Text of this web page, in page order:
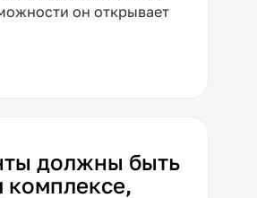
он открывает
должны быть
комплексе,